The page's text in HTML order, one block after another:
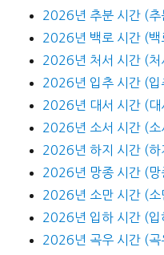
2026년 추분 시간 (추
2026년 백로 시간 (백
2026년 처서 시간 (처
2026년 입추 시간 (입
2026년 대서 시간 (대
2026년 소서 시간 (소
2026년 하지 시간 (하
2026년 망종 시간 (망
2026년 소만 시간 (소
2026년 입하 시간 (입
2026년 곡우 시간 (곡